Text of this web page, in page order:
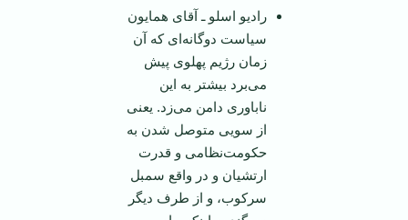
رادیو اسلو ـ آقای همایون
سیاست دوگانه‌ای که آن
زمان رژیم پهلوی پیش
می‌برد بیشتر به این
ناباوری دامن می‌زد. یعنی
از سویی متوصل شدن به
حکومت‌نظامی و قدرت
ارتشیان و در واقع سمبل
سرکوب، و از طرف دیگر